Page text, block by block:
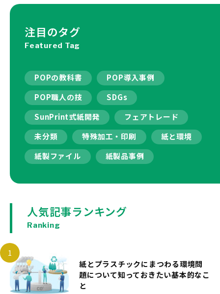
注目のタグ
Featured Tag
POPの教科書
POP導入事例
POP職人の技
SDGs
SunPrint式紙開発
フェアトレード
未分類
特殊加工・印刷
紙と環境
紙製ファイル
紙製品事例
人気記事ランキング
Ranking
紙とプラスチックにまつわる環境問
題について知っておきたい基本的なこ
と